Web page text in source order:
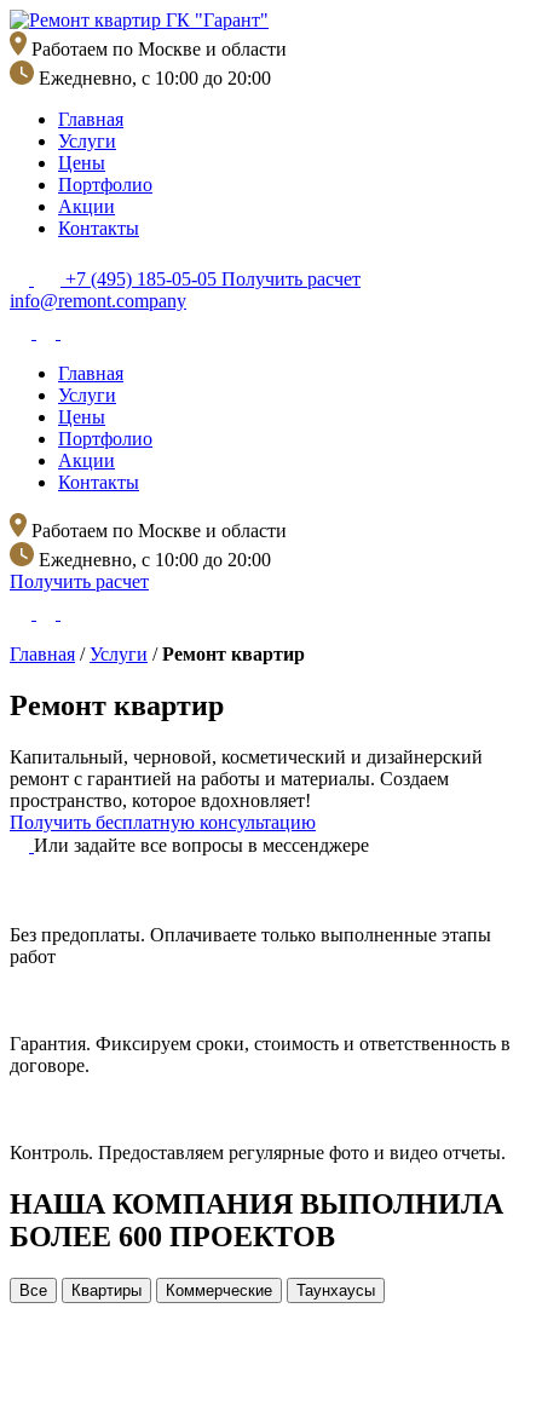
Перейти
к
содержимому
Работаем по Москве и области
Ежедневно, с 10:00 до 20:00
Главная
Услуги
Цены
Портфолио
Акции
Контакты
+7 (495) 185-05-05 Получить расчет
info@remont.company
Главная
Услуги
Цены
Портфолио
Акции
Контакты
Работаем по Москве и области
Ежедневно, с 10:00 до 20:00
Получить расчет
Главная /Услуги /Ремонт квартир
Ремонт квартир
Капитальный, черновой, косметический и дизайнерский
ремонт с гарантией на работы и материалы. Создаем
пространство, которое вдохновляет!
Получить бесплатную консультацию
Или задайте все вопросы в мессенджере
Без предоплаты. Оплачиваете только выполненные этапы
работ
Гарантия. Фиксируем сроки, стоимость и ответственность в
договоре.
Контроль. Предоставляем регулярные фото и видео отчеты.
НАША КОМПАНИЯ ВЫПОЛНИЛА
БОЛЕЕ 600 ПРОЕКТОВ
Все Квартиры Коммерческие Таунхаусы